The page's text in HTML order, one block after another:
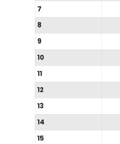
7
8
9
10
11
12
13
14
15